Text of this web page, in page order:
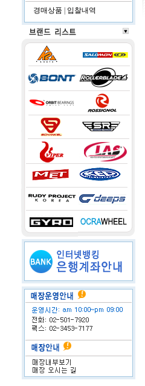
경매상품 입찰내역